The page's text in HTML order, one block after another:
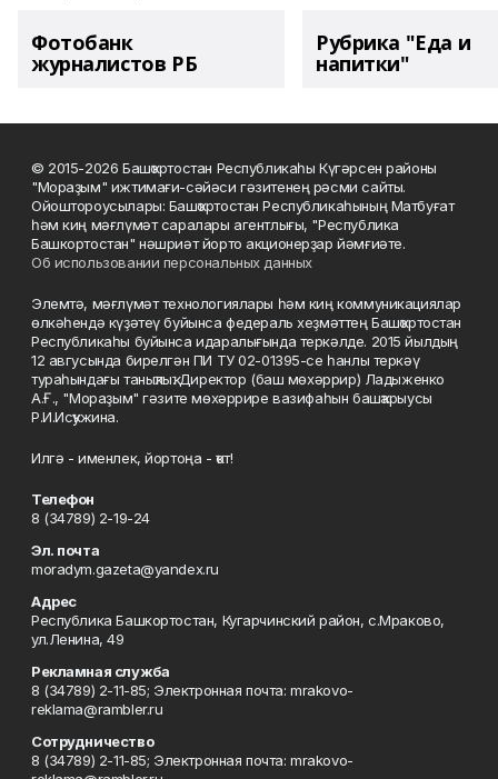
Фотобанк
журналистов РБ
Рубрика "Еда и
напитки"
© 2015-2026 Башҡортостан Республикаһы Күгәрсен районы
"Мораҙым" ижтимағи-сәйәси гәзитенең рәсми сайты.
Ойоштороусылары: Башҡортостан Республикаһының Матбуғат
һәм киң мәғлүмәт саралары агентлығы, "Республика
Башкортостан" нәшриәт йорто акционерҙар йәмғиәте.
Об использовании персональных данных
Элемтә, мәғлүмәт технологиялары һәм киң коммуникациялар
өлкәһендә күҙәтеү буйынса федераль хеҙмәттең Башҡортостан
Республикаһы буйынса идаралығында теркәлде. 2015 йылдың
12 авгусында бирелгән ПИ ТУ 02-01395-се һанлы теркәү
тураһындағы таныҡлыҡ. Директор (баш мөхәррир) Ладыженко
А.Ғ., "Мораҙым" гәзите мөхәррире вазифаһын башҡарыусы
Р.И.Исҡужина.
Илгә - именлек, йортоңа - ҡот!
Телефон
8 (34789) 2-19-24
Эл. почта
moradym.gazeta@yandex.ru
Адрес
Республика Башкортостан, Кугарчинский район, с.Мраково,
ул.Ленина, 49
Рекламная служба
8 (34789) 2-11-85; Электронная почта: mrakovo-
reklama@rambler.ru
Сотрудничество
8 (34789) 2-11-85; Электронная почта: mrakovo-